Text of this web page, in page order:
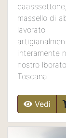
massello di
lavorato
interamente
nostro
Toscana
Vedi